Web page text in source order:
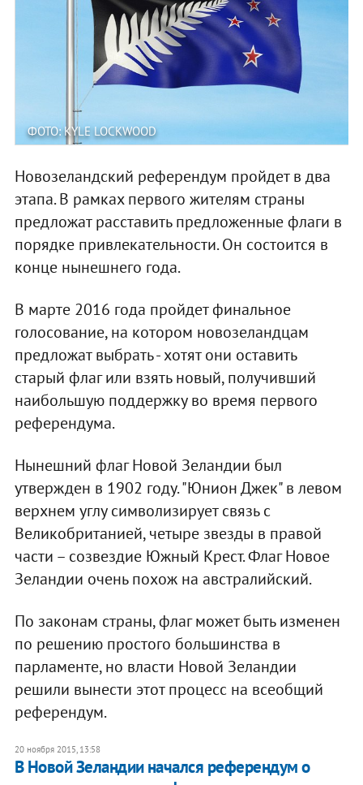
ФОТО: KYLE LOCKWOOD
Новозеландский референдум пройдет в два
этапа. В рамках первого жителям страны
предложат расставить предложенные флаги в
порядке привлекательности. Он состоится в
конце нынешнего года.
В марте 2016 года пройдет финальное
голосование, на котором новозеландцам
предложат выбрать - хотят они оставить
старый флаг или взять новый, получивший
наибольшую поддержку во время первого
референдума.
Нынешний флаг Новой Зеландии был
утвержден в 1902 году. "Юнион Джек" в левом
верхнем углу символизирует связь с
Великобританией, четыре звезды в правой
части – созвездие Южный Крест. Флаг Новое
Зеландии очень похож на австралийский.
По законам страны, флаг может быть изменен
по решению простого большинства в
парламенте, но власти Новой Зеландии
решили вынести этот процесс на всеобщий
референдум.
20 ноября 2015, 13:58
В Новой Зеландии начался референдум о